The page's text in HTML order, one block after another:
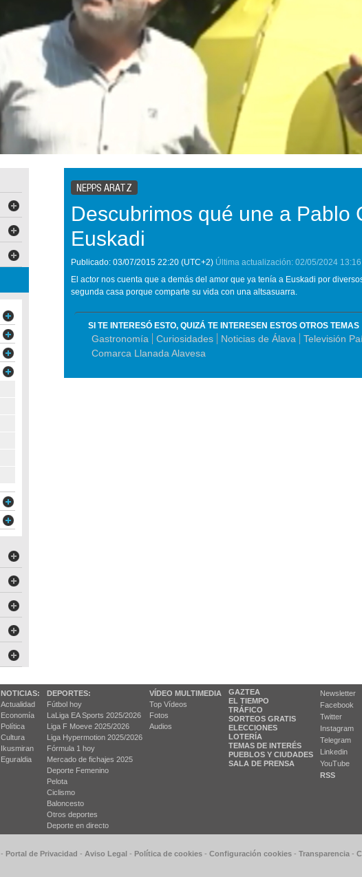
NEPPS ARATZ
Descubrimos qué une a Pablo
Euskadi
Publicado: 03/07/2015 22:20 (UTC+2) Última actualización: 02/05/2024 13:16
El actor nos cuenta que a demás del amor que ya tenía a Euskadi por
segunda casa porque comparte su vida con una altsasuarra.
SI TE INTERESÓ ESTO, QUIZÁ TE INTERESEN ESTOS OTROS TEMAS
Gastronomía Curiosidades Noticias de Álava Televisión
Comarca Llanada Alavesa
NOTICIAS:
Actualidad
Economía
Política
Cultura
Ikusmiran
Eguraldia
DEPORTES:
Fútbol hoy
LaLiga EA Sports 2025/2026
Liga F Moeve 2025/2026
Liga Hypermotion 2025/2026
Fórmula 1 hoy
Mercado de fichajes 2025
Deporte Femenino
Pelota
Ciclismo
Baloncesto
Otros deportes
Deporte en directo
VÍDEO MULTIMEDIA
Top Vídeos
Fotos
Audios
GAZTEA
EL TIEMPO
TRÁFICO
SORTEOS GRATIS
ELECCIONES
LOTERÍA
TEMAS DE INTERÉS
PUEBLOS Y CIUDADES
SALA DE PRENSA
Newsletter
Facebook
Twitter
Instagram
Telegram
Linkedin
YouTube
RSS
- Portal de Privacidad - Aviso Legal - Política de cookies - Configuración cookies - Transparencia -